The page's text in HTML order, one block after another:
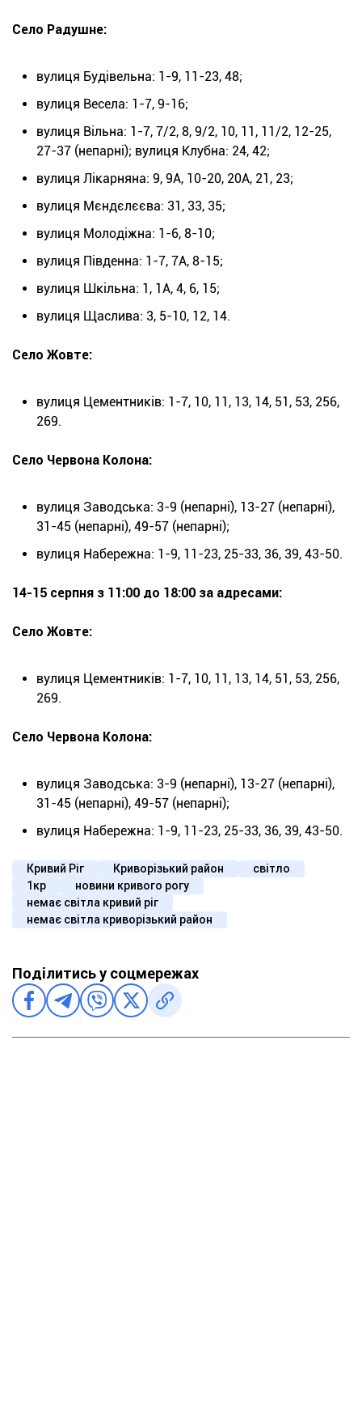
Село Радушне:
вулиця Будівельна: 1-9, 11-23, 48;
вулиця Весела: 1-7, 9-16;
вулиця Вільна: 1-7, 7/2, 8, 9/2, 10, 11, 11/2, 12-25,
27-37 (непарні); вулиця Клубна: 24, 42;
вулиця Лікарняна: 9, 9А, 10-20, 20А, 21, 23;
вулиця Мєндєлєєва: 31, 33, 35;
вулиця Молодіжна: 1-6, 8-10;
вулиця Південна: 1-7, 7А, 8-15;
вулиця Шкільна: 1, 1А, 4, 6, 15;
вулиця Щаслива: 3, 5-10, 12, 14.
Село Жовте:
вулиця Цементників: 1-7, 10, 11, 13, 14, 51, 53, 256,
269.
Село Червона Колона:
вулиця Заводська: 3-9 (непарні), 13-27 (непарні),
31-45 (непарні), 49-57 (непарні);
вулиця Набережна: 1-9, 11-23, 25-33, 36, 39, 43-50.
14-15 серпня з 11:00 до 18:00 за адресами:
Село Жовте:
вулиця Цементників: 1-7, 10, 11, 13, 14, 51, 53, 256,
269.
Село Червона Колона:
вулиця Заводська: 3-9 (непарні), 13-27 (непарні),
31-45 (непарні), 49-57 (непарні);
вулиця Набережна: 1-9, 11-23, 25-33, 36, 39, 43-50.
Кривий Ріг Криворізький район
світло
1кр
новини кривого рогу
немає світла кривий ріг
немає світла криворізький район
Поділитись у соцмережах